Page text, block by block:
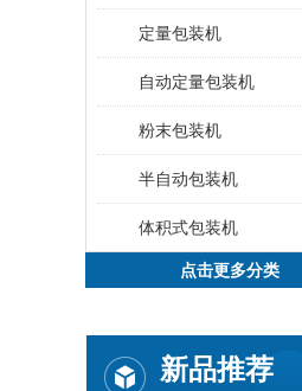
定量包装机
自动定量包装机
粉末包装机
半自动包装机
体积式包装机
点击更多分类
新品推荐